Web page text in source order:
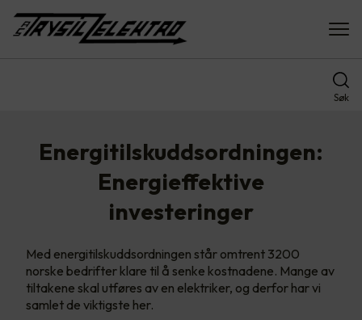
Søk
Energitilskuddsordningen:
Energieffektive
investeringer
Med energitilskuddsordningen står omtrent 3200
norske bedrifter klare til å senke kostnadene. Mange av
tiltakene skal utføres av en elektriker, og derfor har vi
samlet de viktigste her.